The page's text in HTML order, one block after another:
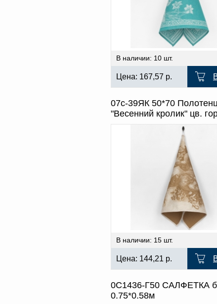
В наличии: 10 шт.
Цена: 167,57 р.
07с-39ЯК 50*70
"Весенний кролик" цв.
В наличии: 15 шт.
Цена: 144,21 р.
0С1436-Г50 САЛФЕТКА
0.75*0.58м